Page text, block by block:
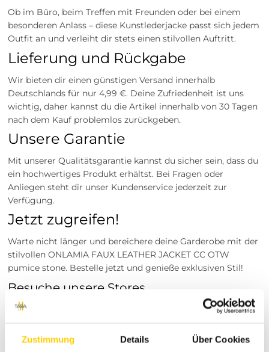
Zustimmung Details Über Cookies
Ob im Büro, beim Treffen mit Freunden oder bei einem
besonderen Anlass – diese Kunstlederjacke passt sich jedem
Outfit an und verleiht dir stets einen stilvollen Auftritt.
Lieferung und Rückgabe
Wir bieten dir einen günstigen Versand innerhalb
Deutschlands für nur 4,99 €. Deine Zufriedenheit ist uns
wichtig, daher kannst du die Artikel innerhalb von 30 Tagen
nach dem Kauf problemlos zurückgeben.
Unsere Garantie
Mit unserer Qualitätsgarantie kannst du sicher sein, dass du
ein hochwertiges Produkt erhältst. Bei Fragen oder
Anliegen steht dir unser Kundenservice jederzeit zur
Verfügung.
Jetzt zugreifen!
Warte nicht länger und bereichere deine Garderobe mit der
stilvollen ONLAMIA FAUX LEATHER JACKET CC OTW
pumice stone. Bestelle jetzt und genieße exklusiven Stil!
Besuche unsere Stores
Du möchtest vor dem Kauf deine Lieblingsartikel
Dinslaken, Borken, Rheine, Herne, Bocholt, Coesfeld,